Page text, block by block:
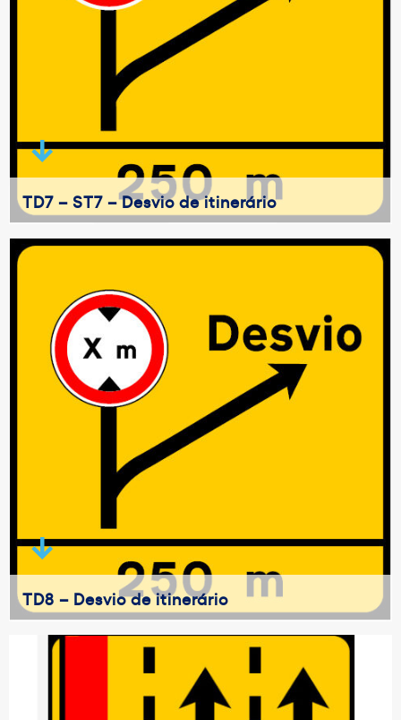
TD7 – ST7 – Desvio de itinerário
TD8 – Desvio de itinerário